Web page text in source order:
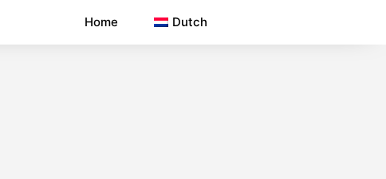
Home Dutch